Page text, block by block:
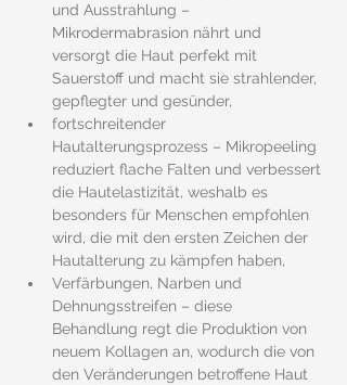
und Ausstrahlung –
Mikrodermabrasion nährt und
versorgt die Haut perfekt mit
Sauerstoff und macht sie strahlender,
gepflegter und gesünder,
fortschreitender
Hautalterungsprozess – Mikropeeling
reduziert flache Falten und verbessert
die Hautelastizität, weshalb es
besonders für Menschen empfohlen
wird, die mit den ersten Zeichen der
Hautalterung zu kämpfen haben,
Verfärbungen, Narben und
Dehnungsstreifen – diese
Behandlung regt die Produktion von
neuem Kollagen an, wodurch die von
den Veränderungen betroffene Haut